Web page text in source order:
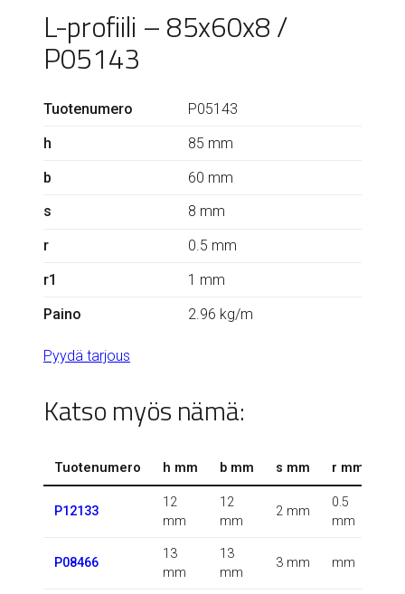
L-profiili – 85x60x8 /
P05143
Tuotenumero
P05143
h
85 mm
b
60 mm
s
8 mm
r
0.5 mm
r1
1 mm
Paino
2.96 kg/m
Pyydä tarjous
Katso myös nämä:
Tuotenumero h mm b mm s mm r mm
P12133
12
mm
12
mm
2 mm
0.5
mm
P08466
13
mm
13
mm
3 mm mm